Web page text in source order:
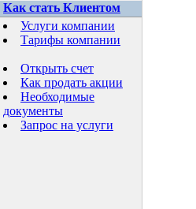
Как стать Клиентом
Услуги компании
Тарифы компании
Открыть счет
Как продать акции
Необходимые
документы
Запрос на услуги